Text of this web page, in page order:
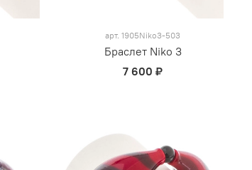
арт.1905Niko3-503
Браслет Niko 3
7 600 ₽